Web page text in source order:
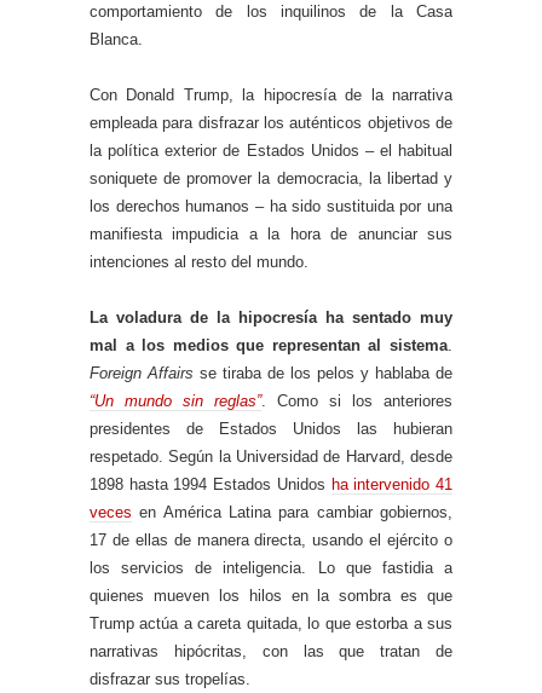
comportamiento de los inquilinos de la Casa
Blanca.
Con Donald Trump, la hipocresía de la narrativa
empleada para disfrazar los auténticos objetivos de
la política exterior de Estados Unidos – el habitual
soniquete de promover la democracia, la libertad y
los derechos humanos – ha sido sustituida por una
manifiesta impudicia a la hora de anunciar sus
intenciones al resto del mundo.
La voladura de la hipocresía ha sentado muy
mal a los medios que representan al sistema
Foreign Affairs se tiraba de los pelos y hablaba de
“Un mundo sin reglas”. Como si los anteriores
presidentes de Estados Unidos las hubieran
respetado. Según la Universidad de Harvard, desde
1898 hasta 1994 Estados Unidos ha intervenido 41
veces en América Latina para cambiar gobiernos,
17 de ellas de manera directa, usando el ejército o
los servicios de inteligencia. Lo que fastidia a
quienes mueven los hilos en la sombra es que
Trump actúa a careta quitada, lo que estorba a sus
narrativas hipócritas, con las que tratan de
disfrazar sus tropelías.